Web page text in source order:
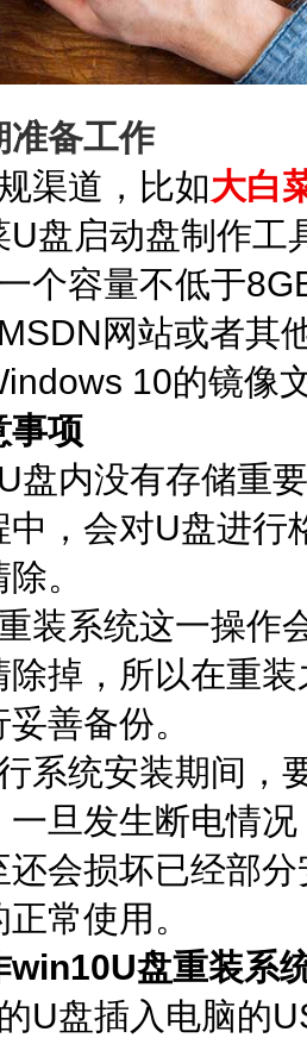
准备工作
渠道，比如大白
U盘启动盘制作工
个容量不低于
网站或者其
10的镜像
事项
盘内没有存储重
中，会对U盘进行
。
装系统这一操作
除掉，所以在重
善备份。
系统安装期间，
一旦发生断电情
还会损坏已经部
常使用。
win10U盘重装系
U盘插入电脑的